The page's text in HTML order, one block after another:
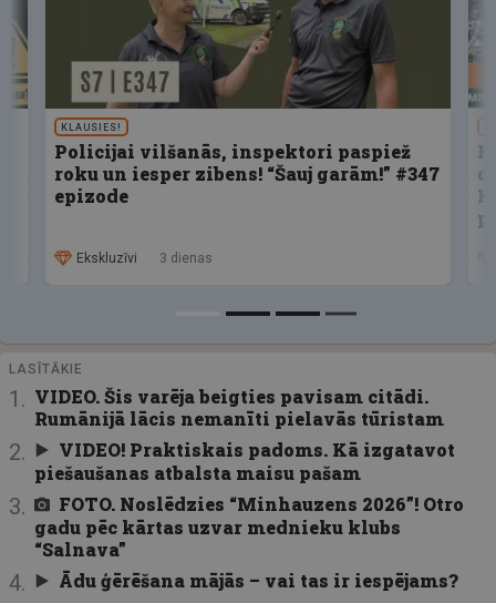
KLAUSIES!
Policijai vilšanās, inspektori paspiež
roku un iesper zibens! “Šauj garām!” #347
epizode
Ekskluzīvi 3 dienas
LASĪTĀKIE
VIDEO. Šis varēja beigties pavisam citādi.
Rumānijā lācis nemanīti pielavās tūristam
VIDEO! Praktiskais padoms. Kā izgatavot
piešaušanas atbalsta maisu pašam
FOTO. Noslēdzies “Minhauzens 2026”! Otro
gadu pēc kārtas uzvar mednieku klubs
“Salnava”
Ādu ģērēšana mājās – vai tas ir iespējams?